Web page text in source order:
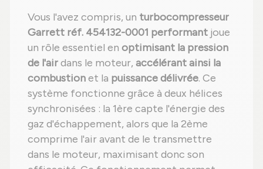
Vous l'avez compris, un turbocompresseur
Garrett réf. 454132-0001 performant joue
un rôle essentiel en optimisant la pression
de l'airdans le moteur, accélérant ainsi la
combustionet la puissance délivrée. Ce
système fonctionne grâce à deux hélices
synchronisées : la 1ère capte l'énergie des
gaz d'échappement, alors que la 2ème
comprime l'air avant de le transmettre
dans le moteur, maximisant donc son